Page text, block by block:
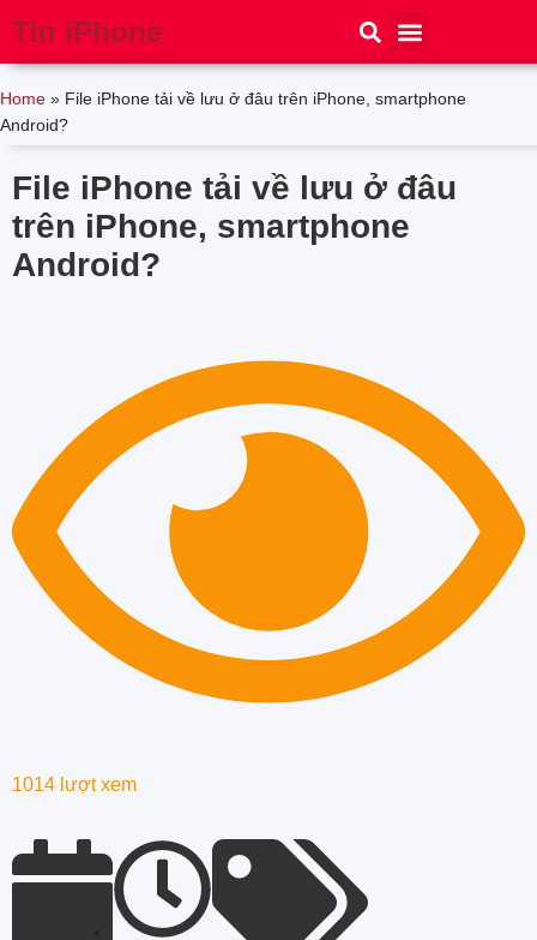
Tin iPhone
Home » File iPhone tải về lưu ở đâu trên iPhone, smartphone
Android?
File iPhone tải về lưu ở đâu
trên iPhone, smartphone
Android?
1014 lượt xem